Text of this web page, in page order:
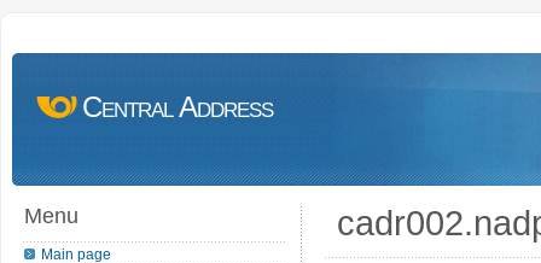
Central Address
Menu
Main page